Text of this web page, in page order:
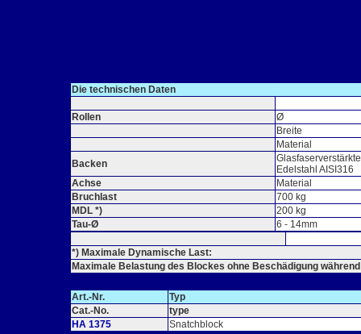
Die technischen Daten
Rollen
Ø
Breite
Material
Backen
Edelstahl AISI316
Achse
Material
Bruchlast
700 kg
MDL *)
200 kg
Tau-Ø
6 - 14mm
*) Maximale Dynamische Last:
Maximale Belastung des Blockes ohne Beschädigung
Art.-Nr.
Typ
Cat.-No.
type
HA 1375
Snatchblock